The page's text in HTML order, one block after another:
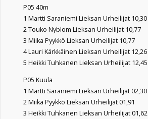
P05 40m
1 Martti Saraniemi Lieksan Urheilijat 10,30
2 Touko Nyblom Lieksan Urheilijat 10,77
3 Miika Pyykkö Lieksan Urheilijat 10,77
4 Lauri Kärkkäinen Lieksan Urheilijat 12,26
5 Heikki Tuhkanen Lieksan Urheilijat 12,45
P05 Kuula
1 Martti Saraniemi Lieksan Urheilijat 02,30
2 Miika Pyykkö Lieksan Urheilijat 01,91
3 Heikki Tuhkanen Lieksan Urheilijat 01,62